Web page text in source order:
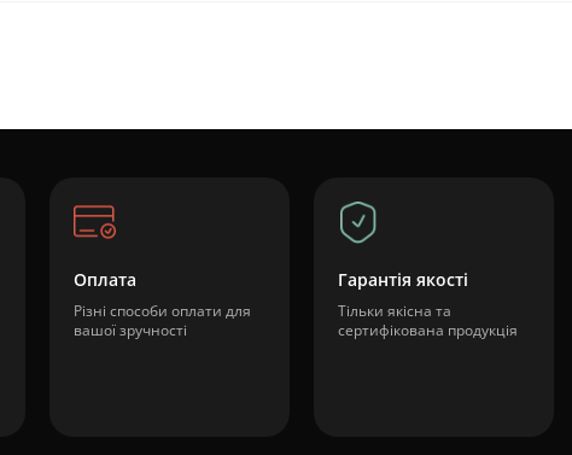
Оплата
Різні способи оплати для
вашої зручності
Гарантія якості
Тільки якісна та
сертифікована продукція